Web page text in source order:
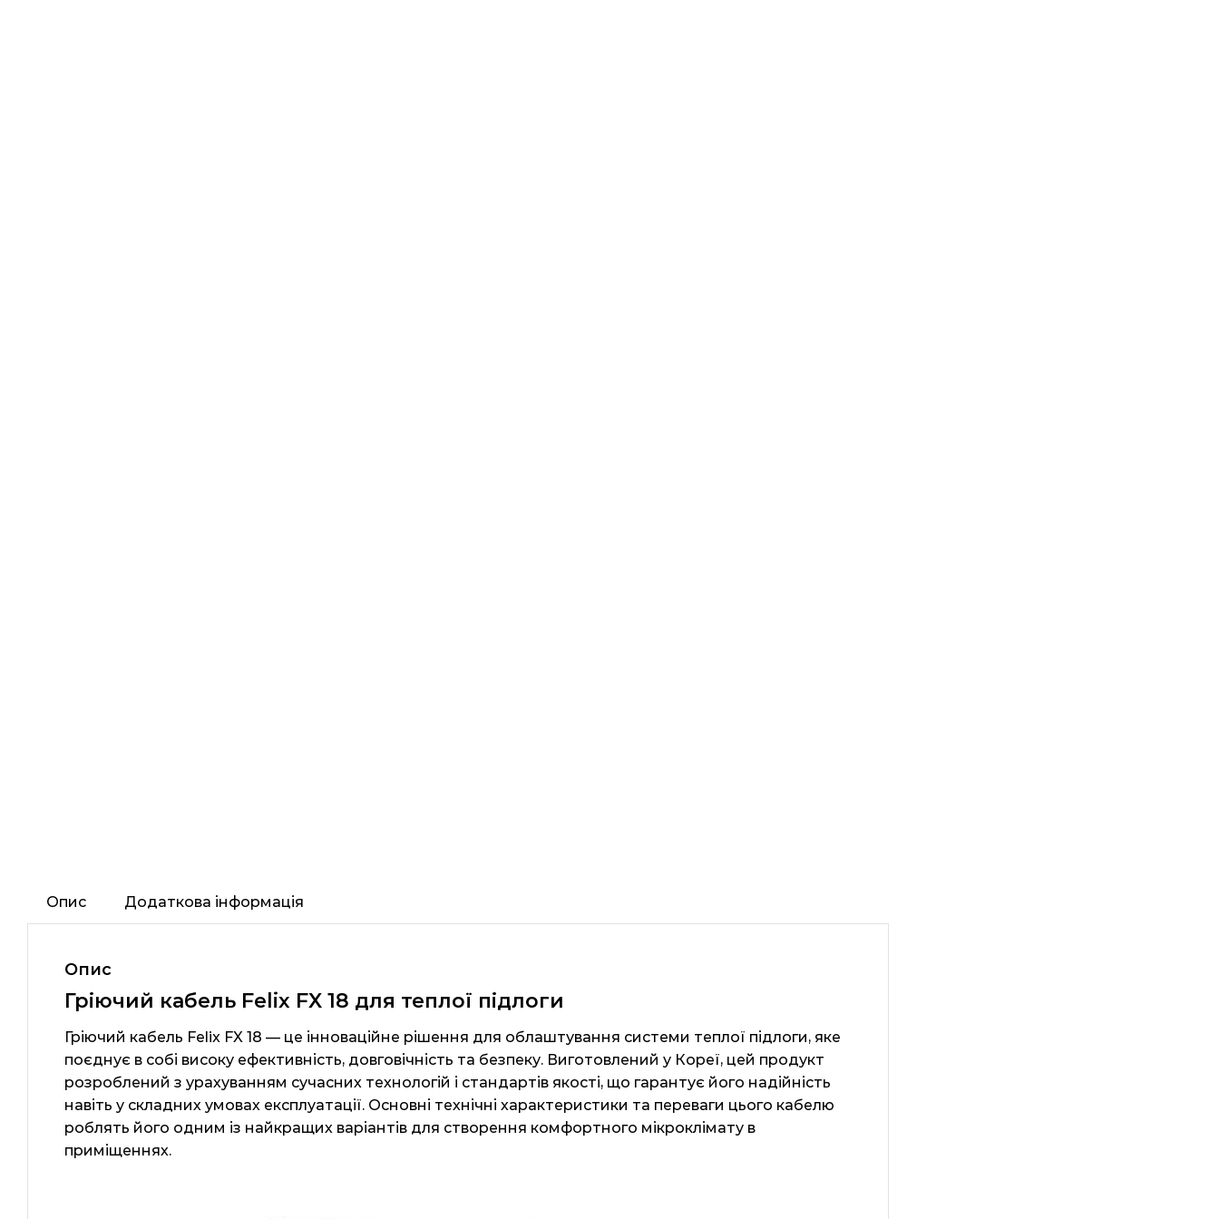
Опис Додаткова інформація
Опис
Гріючий кабель Felix FX 18 для теплої підлоги
Гріючий кабель Felix FX 18 — це інноваційне рішення для облаштування системи теплої підлоги, яке
поєднує в собі високу ефективність, довговічність та безпеку. Виготовлений у Кореї, цей продукт
розроблений з урахуванням сучасних технологій і стандартів якості, що гарантує його надійність
навіть у складних умовах експлуатації. Основні технічні характеристики та переваги цього кабелю
роблять його одним із найкращих варіантів для створення комфортного мікроклімату в
приміщеннях.